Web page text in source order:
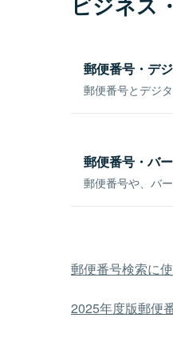
郵便番号・デ
郵便番号とデジ
郵便番号・バ
郵便番号や、バ
郵便番号検索に
2025年度版郵便